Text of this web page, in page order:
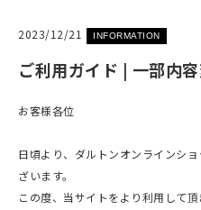
2023/12/21 INFORMATION
ご利用ガイド | 一部内
お客様各位
日頃より、ダルトンオンラインシ
ざいます。
この度、当サイトをより利用して